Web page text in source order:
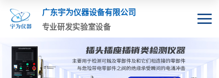
广东宇为仪器设备有限公司
专业研发实验室设备